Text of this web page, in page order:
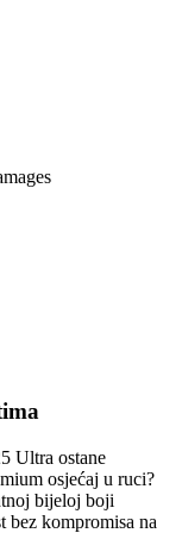
Ultra ostane
osjećaj u ruci?
bijeloj boji
bez kompromisa na